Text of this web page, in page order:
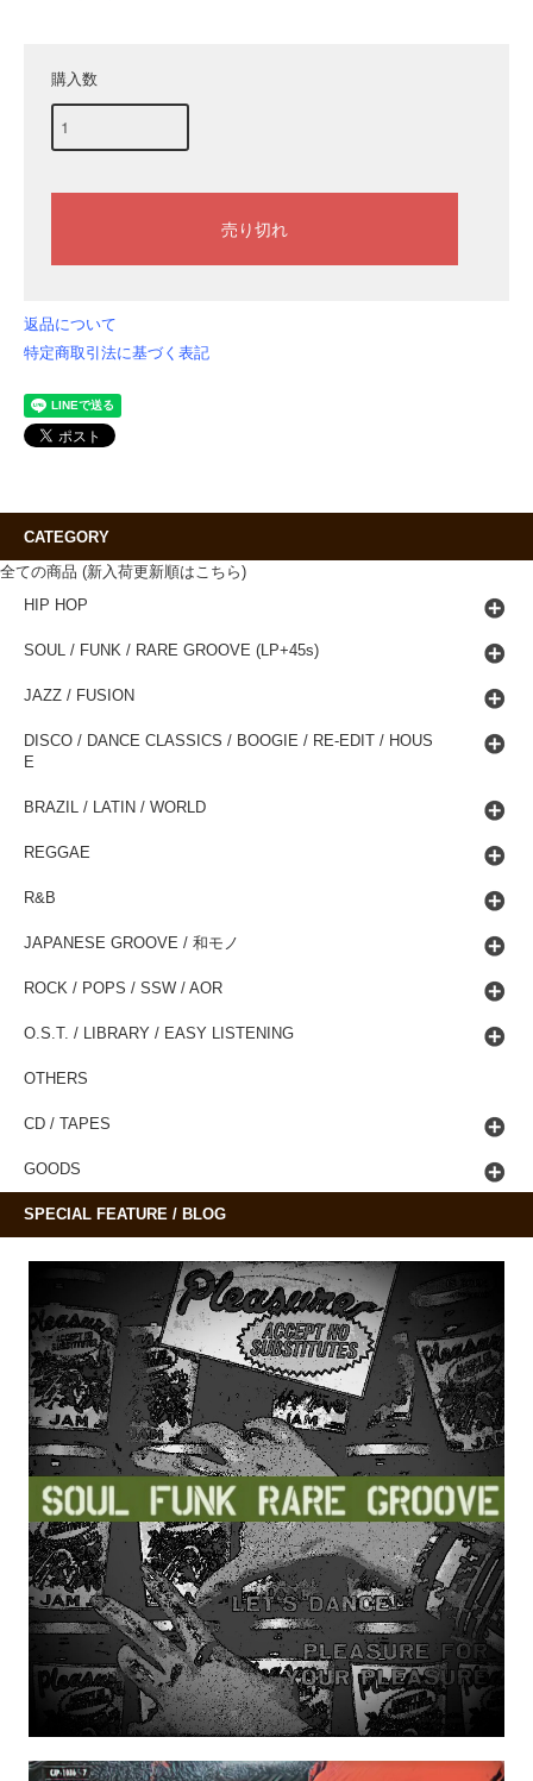
購入数
返品について
特定商取引法に基づく表記
CATEGORY
全ての商品 (新入荷更新順はこちら)
HIP HOP
SOUL / FUNK / RARE GROOVE (LP+45s)
JAZZ / FUSION
DISCO / DANCE CLASSICS / BOOGIE / RE-EDIT / HOUS
E
BRAZIL / LATIN / WORLD
REGGAE
R&B
JAPANESE GROOVE / 和モノ
ROCK / POPS / SSW / AOR
O.S.T. / LIBRARY / EASY LISTENING
OTHERS
CD / TAPES
GOODS
SPECIAL FEATURE / BLOG